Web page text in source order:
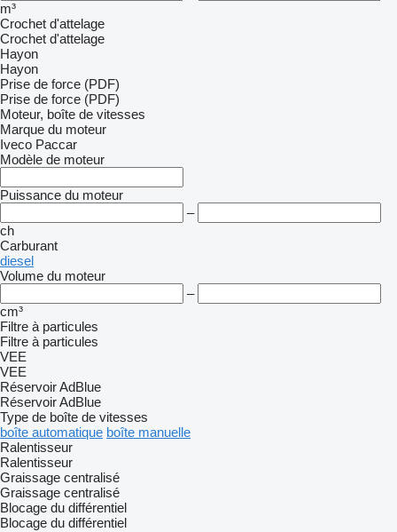
m³
Crochet d'attelage
Crochet d'attelage
Hayon
Hayon
Prise de force (PDF)
Prise de force (PDF)
Moteur, boîte de vitesses
Marque du moteur
Iveco Paccar
Modèle de moteur
Puissance du moteur
–
ch
Carburant
diesel
Volume du moteur
–
cm³
Filtre à particules
Filtre à particules
VEE
VEE
Réservoir AdBlue
Réservoir AdBlue
Type de boîte de vitesses
boîte automatique boîte manuelle
Ralentisseur
Ralentisseur
Graissage centralisé
Graissage centralisé
Blocage du différentiel
Blocage du différentiel